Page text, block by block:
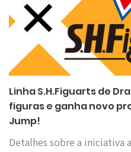
Linha S.H.Figuarts de
figuras e ganha novo
Jump!
Detalhes sobre a iniciativa